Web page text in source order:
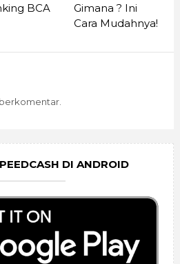
BCA
Gimana ? Ini
Cara Mudahnya!
DI ANDROID